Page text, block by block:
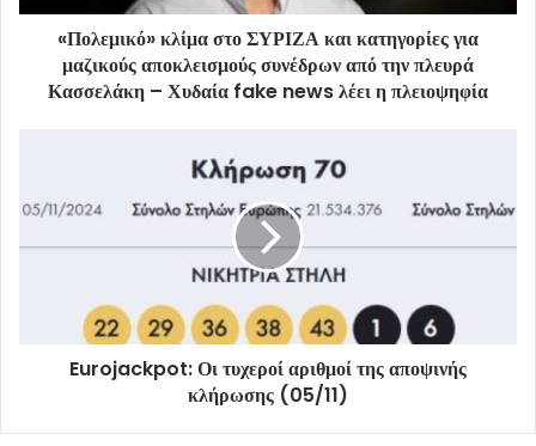
«Πολεμικό» κλίμα στο ΣΥΡΙΖΑ και κατηγορίες για
μαζικούς αποκλεισμούς συνέδρων από την πλευρά
Κασσελάκη – Χυδαία fake news λέει η πλειοψηφία
Eurojackpot: Οι τυχεροί αριθμοί της αποψινής
κλήρωσης (05/11)